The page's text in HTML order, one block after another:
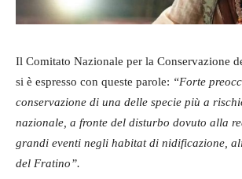
Il Comitato Nazionale per la Conservazione
si è espresso con queste parole: “Forte
conservazione di una delle specie più a
nazionale, a fronte del disturbo dovuto alla
grandi eventi negli habitat di nidificazione,
del Fratino”.